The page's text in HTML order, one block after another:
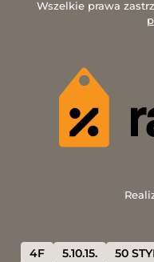
Wszelkie prawa
4F 5.10.15. 50